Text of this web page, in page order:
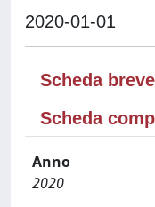
2020-01-01
Scheda breve
Scheda
Anno
2020